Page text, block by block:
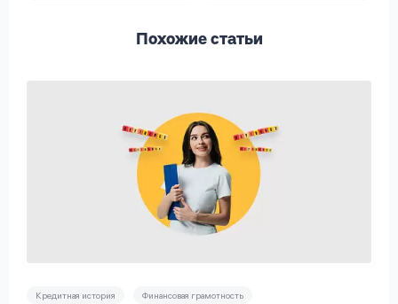
Похожие статьи
Кредитная история Финансовая грамотность